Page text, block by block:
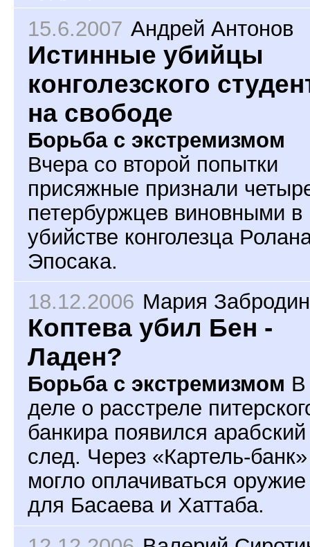
15.6.2007 Андрей Антонов
Истинные убийцы
конголезского
на свободе
Борьба с экстремизмом
Вчера со второй попытки
присяжные признали
петербуржцев виновными в
убийстве конголезца
Эпосака.
18.12.2006 Мария
Коптева убил Бен -
Ладен?
Борьба с экстремизмом В
деле о расстреле
банкира появился арабский
след. Через «Картель-банк»
могло оплачиваться оружие
для Басаева и Хаттаба.